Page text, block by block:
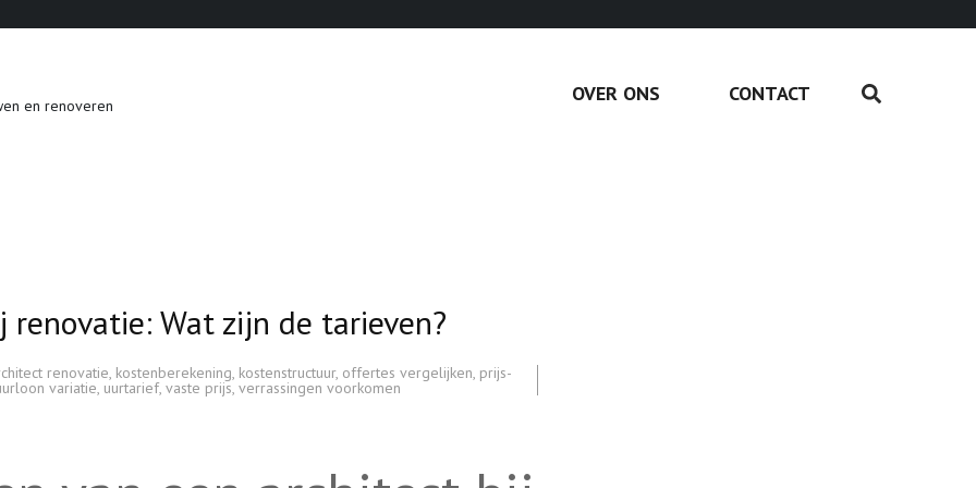
en renoveren OVER ONS CONTACT
Wat zijn de tarieven?
renovatie, kostenberekening, kostenstructuur, offertes vergelijken, prijs-
variatie, uurtarief, vaste prijs, verrassingen voorkomen